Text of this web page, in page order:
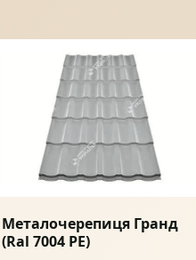
Металочерепиця Гранд
(Ral 7004 PE)